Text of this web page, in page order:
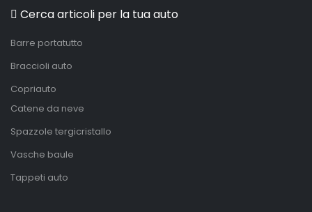
Cerca articoli per la tua auto
Barre portatutto
Braccioli auto
Copriauto
Catene da neve
Spazzole tergicristallo
Vasche baule
Tappeti auto